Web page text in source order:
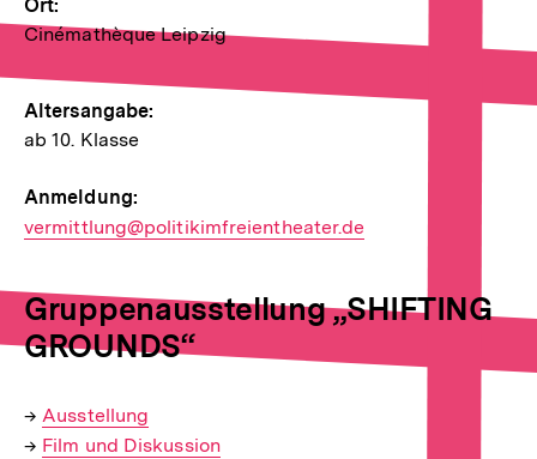
Ort:
Cinémathèque Leipzig
Altersangabe:
ab 10. Klasse
Anmeldung:
E-
Link:
vermittlung@politikimfreientheater.de
Gruppenausstellung „SHIFTING
GROUNDS“
→Interner
Link:
Ausstellung
→ Interner
Film und Diskussion